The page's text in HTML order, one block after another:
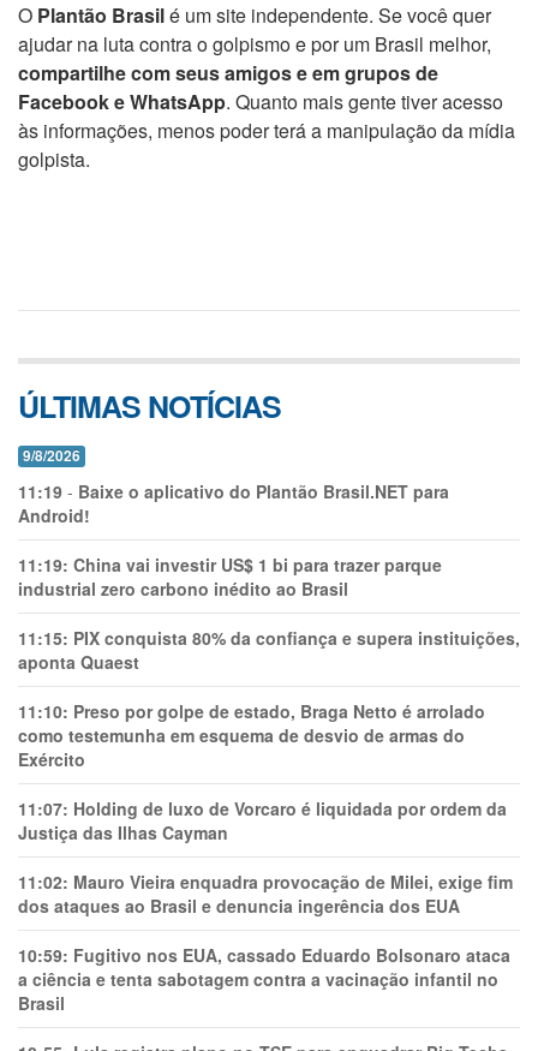
O Plantão Brasilé um site independente. Se você quer
ajudar na luta contra o golpismo e por um Brasil melhor,
compartilhe com seus amigos e em grupos de
Facebook e WhatsApp. Quanto mais gente tiver acesso
às informações, menos poder terá a manipulação da mídia
golpista.
ÚLTIMAS NOTÍCIAS
9/8/2026
11:19 - Baixe o aplicativo do Plantão Brasil.NET para
Android!
11:19: China vai investir US$ 1 bi para trazer parque
industrial zero carbono inédito ao Brasil
11:15: PIX conquista 80% da confiança e supera instituições,
aponta Quaest
11:10: Preso por golpe de estado, Braga Netto é arrolado
como testemunha em esquema de desvio de armas do
Exército
11:07: Holding de luxo de Vorcaro é liquidada por ordem da
Justiça das Ilhas Cayman
11:02: Mauro Vieira enquadra provocação de Milei, exige fim
dos ataques ao Brasil e denuncia ingerência dos EUA
10:59: Fugitivo nos EUA, cassado Eduardo Bolsonaro ataca
a ciência e tenta sabotagem contra a vacinação infantil no
Brasil